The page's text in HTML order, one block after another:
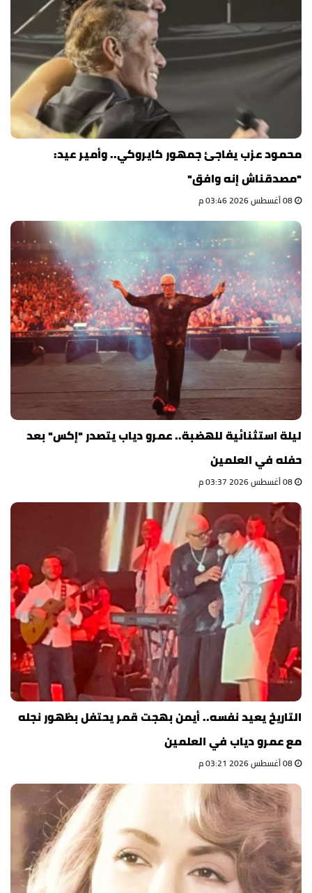
محمود عزب يفاجئ جمهور كايروكي.. وأمير عيد:
"مصدقناش إنه وافق"
ليلة استثنائية للهضبة.. عمرو دياب يتصدر "إكس" بعد
حفله في العلمين
التاريخ يعيد نفسه.. أيمن بهجت قمر يحتفل بظهور نجله
مع عمرو دياب في العلمين